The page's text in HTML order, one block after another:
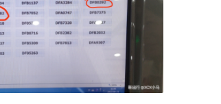
了；
管所办理，周二就寄到了。